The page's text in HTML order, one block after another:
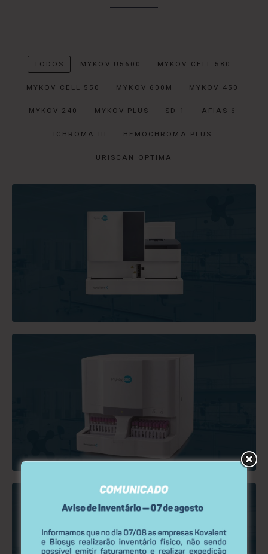
TODOS MYKOV U5600 MYKOV CELL 580
MYKOV CELL 550 MYKOV 600M MYKOV 450
MYKOV 240 MYKOV PLUS SD-1 AFIAS 6
ICHROMA III HEMOCHROMA PLUS
URISCAN OPTIMA